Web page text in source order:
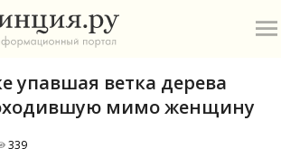
упавшая ветка дерева
мимо женщину
339